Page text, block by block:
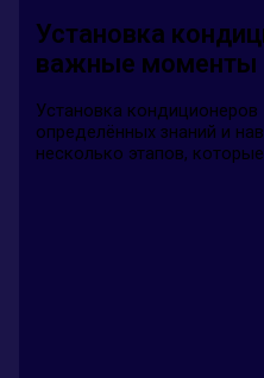
Установка
важные моменты
Установка
определённых знаний и
несколько этапов,